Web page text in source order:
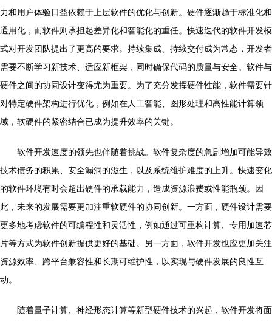
力和用户体验日益依赖于上层软件的优化与创新。硬件逐渐趋于标准化和
通用化，而软件则承担起差异化和智能化的重任。快速迭代的软件开发模
式对开发团队提出了更高的要求。持续集成、持续交付成为常态，开发者
需要不断学习新技术、适应新框架，同时确保代码的质量与安全。软件与
硬件之间的协同设计变得尤为重要。为了充分发挥硬件性能，软件需要针
对特定硬件架构进行优化，例如在人工智能、图形处理和高性能计算领
域，软硬件的紧密结合已成为提升效率的关键。
软件开发速度的领先也伴随着挑战。软件复杂度的急剧增加可能导致
技术债务的积累、安全漏洞的滋生，以及系统维护难度的上升。快速变化
的软件环境有时会超出硬件的承载能力，造成资源浪费或性能瓶颈。因
此，未来的发展需要更加注重软硬件的协同创新。一方面，硬件设计需要
更多地考虑软件的可编程性和灵活性，例如通过可重构计算、专用加速芯
片等方式为软件创新提供更好的基础。另一方面，软件开发也应更加关注
资源效率、跨平台兼容性和长期可维护性，以实现与硬件发展的良性互
动。
随着量子计算、神经形态计算等新型硬件技术的兴起，软件开发将面